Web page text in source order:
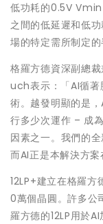
低功耗的0.5V Vmin
之間的低延遲和低
場的特定需所制定的
格羅方德資深副總
uch表示：「AI循著
術。越發明顯的是
行多少次運作 – 成
因素之一。我們的
而AI正是本解決方案
12LP+建立在格羅
0萬個晶圓。許多
羅方德的12LP用於